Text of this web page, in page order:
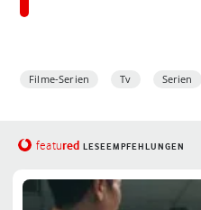
Filme-Serien Tv Serien
featured LESEEMPFEHLUNGEN